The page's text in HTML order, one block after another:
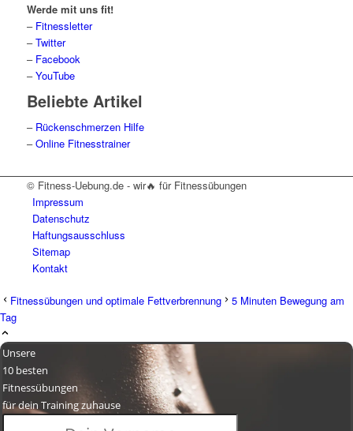
Werde mit uns fit!
– Fitnessletter
–Twitter
– Facebook
–YouTube
Beliebte Artikel
– Rückenschmerzen Hilfe
–Online Fitnesstrainer
© Fitness-Uebung.de - wir🔥 für Fitnessübungen
Impressum
Datenschutz
Haftungsausschluss
Sitemap
Kontakt
Fitnessübungen und optimale Fettverbrennung
5 Minuten Bewegung am
Tag
Unsere
10 besten
Fitnessübungen
für dein Training zuhause